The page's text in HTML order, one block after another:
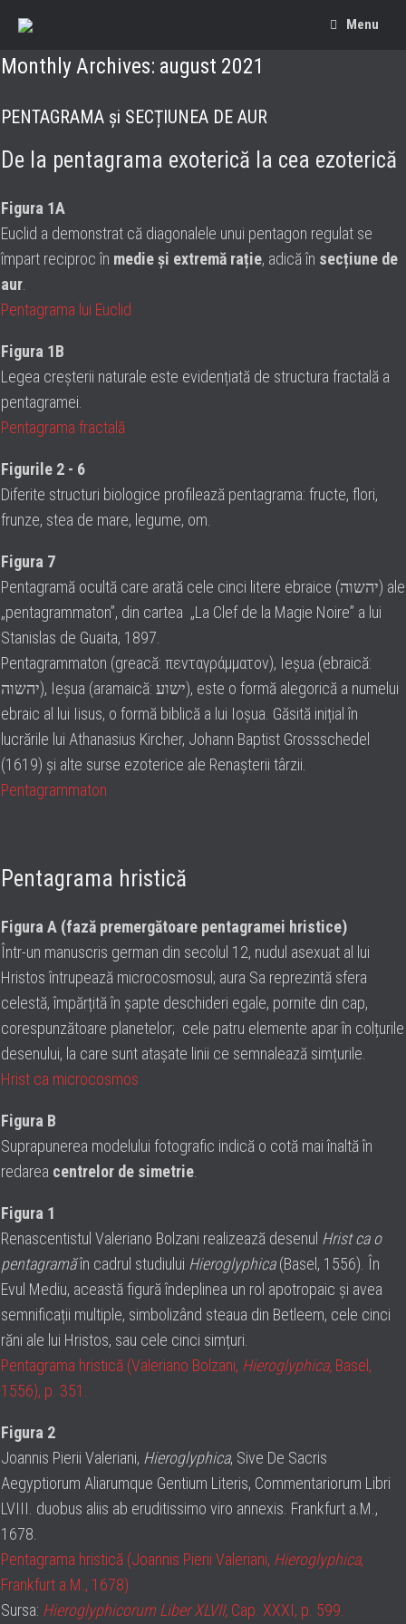
Menu
Monthly Archives: august 2021
PENTAGRAMA și SECȚIUNEA DE AUR
De la pentagrama exoterică la cea ezoterică
Figura 1A
Euclid a demonstrat că diagonalele unui pentagon regulat se
împart reciproc în medie și extremă rație, adică în secțiune de
aur
Pentagrama lui Euclid
Figura 1B
Legea creșterii naturale este evidențiată de structura fractală a
pentagramei.
Pentagrama fractală
Figurile 2 - 6
Diferite structuri biologice profilează pentagrama: fructe, flori,
frunze, stea de mare, legume, om.
Figura 7
Pentagramă ocultă care arată cele cinci litere ebraice (יהשוה) ale
„pentagrammaton”, din cartea „La Clef de la Magie Noire” a lui
Stanislas de Guaita, 1897.
Pentagrammaton (greacă: πενταγράμματον), Ieșua (ebraică:
יהשוה), Ieșua (aramaică: ישוע), este o formă alegorică a numelui
ebraic al lui Iisus, o formă biblică a lui Ioșua. Găsită inițial în
lucrările lui Athanasius Kircher, Johann Baptist Grossschedel
(1619) și alte surse ezoterice ale Renașterii târzii.
Pentagrammaton
Pentagrama hristică
Figura A (fază premergătoare pentagramei hristice)
Într-un manuscris german din secolul 12, nudul asexuat al lui
Hristos întrupează microcosmosul; aura Sa reprezintă sfera
celestă, împărțită în șapte deschideri egale, pornite din cap,
corespunzătoare planetelor; cele patru elemente apar în colțurile
desenului, la care sunt atașate linii ce semnalează simțurile.
Hrist ca microcosmos
Figura B
Suprapunerea modelului fotografic indică o cotă mai înaltă în
redarea centrelor de simetrie
Figura 1
Renascentistul Valeriano Bolzani realizează desenul Hrist ca o
pentagramăîn cadrul studiului Hieroglyphica(Basel, 1556). În
Evul Mediu, această figură îndeplinea un rol apotropaic și avea
semnificații multiple, simbolizând steaua din Betleem, cele cinci
răni ale lui Hristos, sau cele cinci simțuri.
Pentagrama hristică (Valeriano Bolzani, Hieroglyphica, Basel,
1556), p. 351.
Figura 2
Joannis Pierii Valeriani, Hieroglyphica, Sive De Sacris
Aegyptiorum Aliarumque Gentium Literis, Commentariorum Libri
LVIII. duobus aliis ab eruditissimo viro annexis. Frankfurt a.M.,
1678.
Pentagrama hristică (Joannis Pierii Valeriani, Hieroglyphica,
Frankfurt a.M., 1678)
Sursa: Hieroglyphicorum Liber XLVII, Cap. XXXI, p. 599.